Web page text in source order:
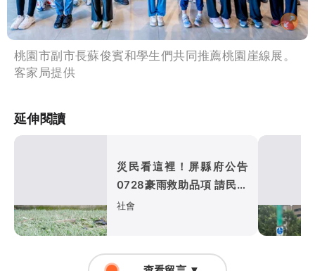
桃園市副市長蘇俊賓和學生們共同推薦桃園崖線展。
客家局提供
延伸閱讀
災民看這裡！屏縣府公告
0728豪雨救助品項 請民眾
通報公所彙整
社會